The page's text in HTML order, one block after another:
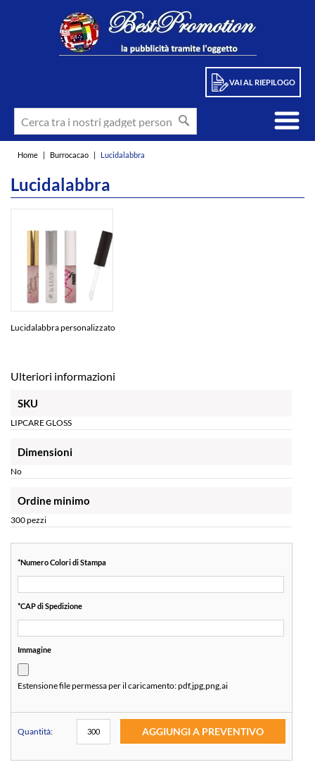
VAI AL RIEPILOGO
Home | Burrocacao | Lucidalabbra
Lucidalabbra
Lucidalabbra personalizzato
Ulteriori informazioni
SKU
LIPCARE GLOSS
Dimensioni
No
Ordine minimo
300 pezzi
*Numero Colori di Stampa
*CAP di Spedizione
Immagine
Estensione file permessa per il caricamento:pdf,jpg,png,ai
Quantità: AGGIUNGI A PREVENTIVO